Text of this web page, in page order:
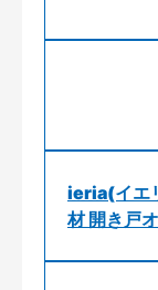
ieria(イエ
材 開き戸